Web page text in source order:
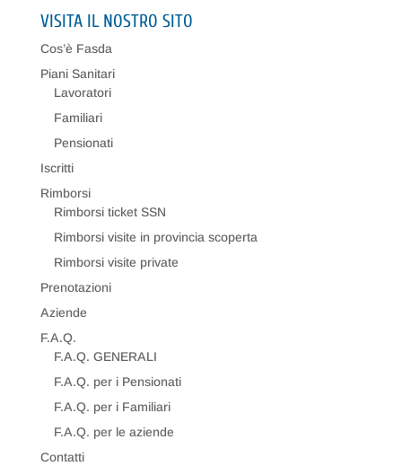
VISITA IL NOSTRO SITO
Cos’è Fasda
Piani Sanitari
Lavoratori
Familiari
Pensionati
Iscritti
Rimborsi
Rimborsi ticket SSN
Rimborsi visite in provincia scoperta
Rimborsi visite private
Prenotazioni
Aziende
F.A.Q.
F.A.Q. GENERALI
F.A.Q. per i Pensionati
F.A.Q. per i Familiari
F.A.Q. per le aziende
Contatti